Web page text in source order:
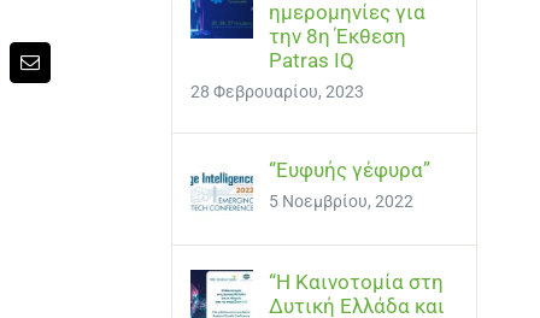
Email
ημερομηνίες για
την 8η Έκθεση
Patras IQ
28 Φεβρουαρίου, 2023
“Ευφυής γέφυρα”
5 Νοεμβρίου, 2022
“Η Καινοτομία στη
Δυτική Ελλάδα και